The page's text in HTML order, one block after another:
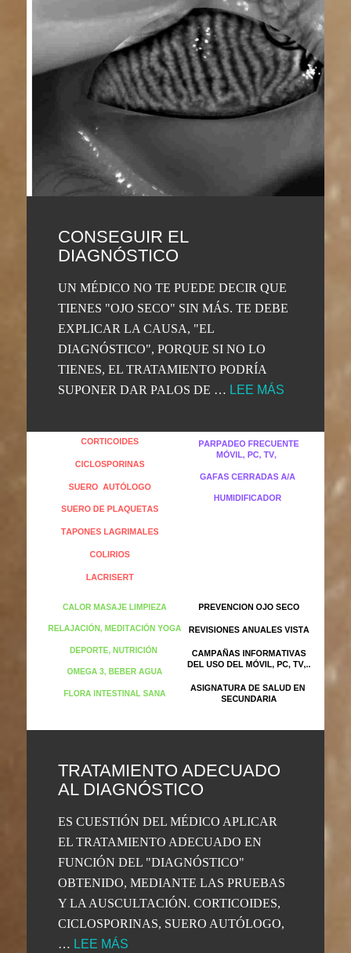
CONSEGUIR EL
DIAGNÓSTICO
UN MÉDICO NO TE PUEDE DECIR QUE
TIENES "OJO SECO" SIN MÁS. TE DEBE
EXPLICAR LA CAUSA, "EL
DIAGNÓSTICO", PORQUE SI NO LO
TIENES, EL TRATAMIENTO PODRÍA
SUPONER DAR PALOS DE … LEE MÁS
TRATAMIENTO ADECUADO
AL DIAGNÓSTICO
ES CUESTIÓN DEL MÉDICO APLICAR
EL TRATAMIENTO ADECUADO EN
FUNCIÓN DEL "DIAGNÓSTICO"
OBTENIDO, MEDIANTE LAS PRUEBAS
Y LA AUSCULTACIÓN. CORTICOIDES,
CICLOSPORINAS, SUERO AUTÓLOGO,
… LEE MÁS